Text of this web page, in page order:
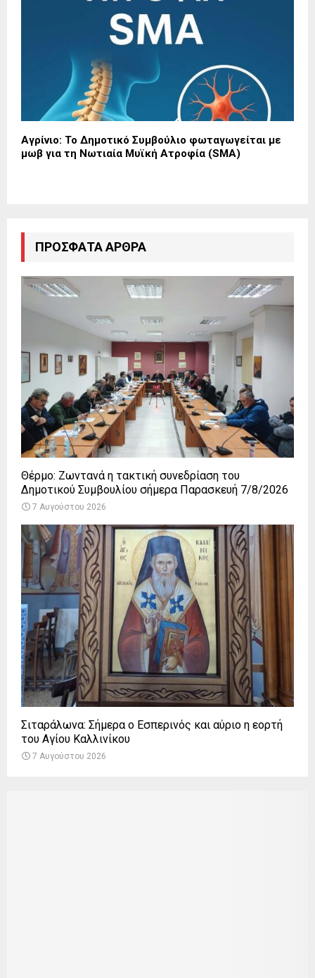
Αγρίνιο: Το Δημοτικό Συμβούλιο φωταγωγείται με
μωβ για τη Νωτιαία Μυϊκή Ατροφία (SMA)
ΠΡΌΣΦΑΤΑ ΆΡΘΡΑ
Θέρμο: Ζωντανά η τακτική συνεδρίαση του
Δημοτικού Συμβουλίου σήμερα Παρασκευή 7/8/2026
7 Αυγούστου 2026
Σιταράλωνα: Σήμερα ο Εσπερινός και αύριο η εορτή
του Αγίου Καλλινίκου
7 Αυγούστου 2026